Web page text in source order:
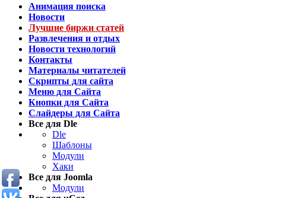
Анимация поиска
Новости
Лучшие биржи статей
Развлечения и отдых
Новости технологий
Контакты
Материалы читателей
Скрипты для сайта
Меню для Сайта
Кнопки для Сайта
Слайдеры для Сайта
Все для Dle
Dle
Шаблоны
Модули
Хаки
Все для Joomla
Модули